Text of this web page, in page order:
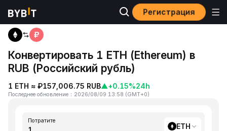
Регистрация
Главная
Конвертировать 1 ETH (Ethereum) в
RUB (Российский рубль)
1 ETH ≈ ₽157,006.75 RUB▲+0.15%24h
Последнее обновление ： 2026/08/09 13:58 (GMT+0)
Потратите
ETH